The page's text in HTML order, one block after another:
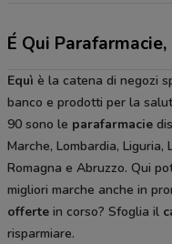
É Qui
Equì è la catena di negozi
banco e prodotti per la
90 sono le parafarmacie
Marche, Lombardia, Liguria,
Romagna e Abruzzo. Qui
migliori marche anche in
offerte in corso? Sfoglia il
risparmiare.